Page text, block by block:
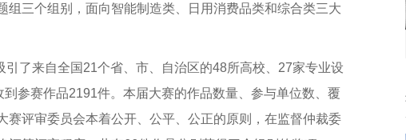
组三个组别，面向智能制造类、日用消费品类和综合类三大
引了来自全国21个省、市、自治区的48所高校、27家专业设
参赛作品2191件。本届大赛的作品数量、参与单位数、覆
赛评审委员会本着公开、公平、公正的原则，在监督仲裁委